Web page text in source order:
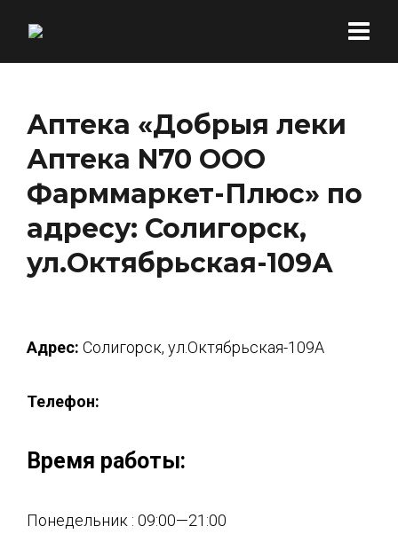
Аптека «Добрыя леки
Аптека N70 ООО
Фарммаркет-Плюс» по
адресу: Солигорск,
ул.Октябрьская-109А
Адрес: Солигорск, ул.Октябрьская-109А
Телефон:
Время работы:
Понедельник : 09:00—21:00